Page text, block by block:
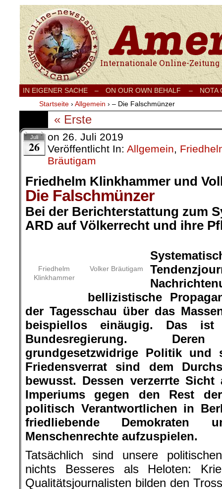
Internationale Onlinezeitung für Frieden,
IN EIGENER SACHE – ON OUR OWN BEHALF –
NOTA
Startseite › Allgemein › – Die Falschmünzer
« Erste
Juli
26
on 26. Juli 2019
Veröffentlicht In: Allgemein,
Bräutigam
Friedhelm Klinkhammer und
Die Falschmünzer
Bei der Berichterstattung zum
ARD auf Völkerrecht und ihre
Friedhelm
Klinkhammer
Volker Bräutigam
bellizistische
der Tagesschau über das
beispiellos einäugig. Das
Bundesregierung. Deren
grundgesetzwidrige Politik und
Friedensverrat sind dem
bewusst. Dessen verzerrte
Imperiums gegen den Rest
politisch Verantwortlichen in
friedliebende Demokraten
Menschenrechte aufzuspielen.
Tatsächlich sind unsere
nichts Besseres als Heloten:
Qualitätsjournalisten bilden den